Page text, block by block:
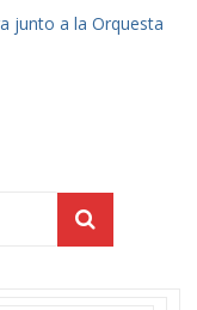
junto a la Orquesta